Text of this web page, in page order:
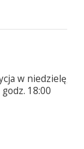
w niedzielę,
18:00